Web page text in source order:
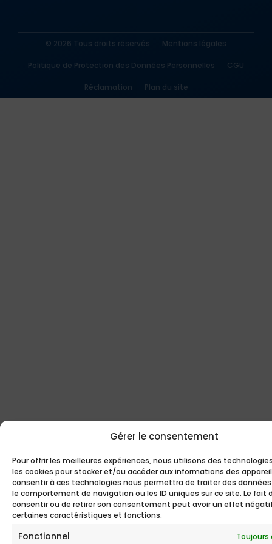
Gérer le consentement
Pour offrir les meilleures expériences, nous utilisons des
les cookies pour stocker et/ou accéder aux informations des
consentir à ces technologies nous permettra de traiter des
le comportement de navigation ou les ID uniques sur ce site. Le fait
consentir ou de retirer son consentement peut avoir un effet
certaines caractéristiques et fonctions.
Fonctionnel Toujours
© 2026 Tous droits réservés Mentions légales
Politique de Protection des Données Personnelles CGU
Réclamation Plan du site